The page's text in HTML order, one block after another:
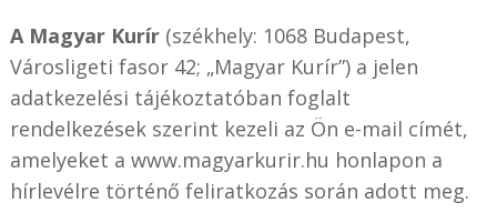
A Magyar Kurír(székhely: 1068 Budapest,
Városligeti fasor 42; „Magyar Kurír”) a jelen
adatkezelési tájékoztatóban foglalt
rendelkezések szerint kezeli az Ön e-mail címét,
amelyeket a www.magyarkurir.hu honlapon a
hírlevélre történő feliratkozás során adott meg.